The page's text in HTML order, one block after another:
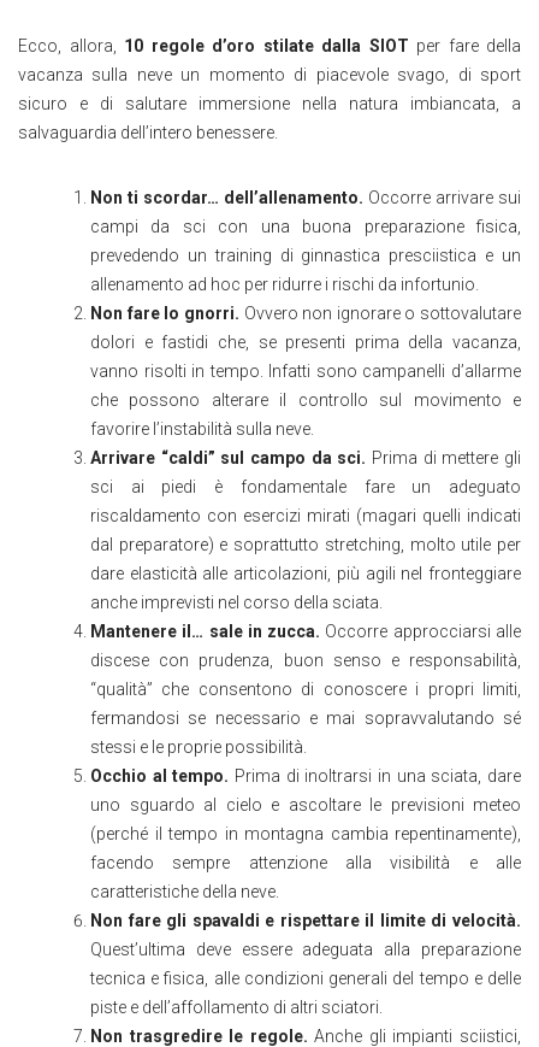
Ecco, allora, 10 regole d’oro stilate dalla SIOT per fare della
vacanza sulla neve un momento di piacevole svago, di sport
sicuro e di salutare immersione nella natura imbiancata, a
salvaguardia dell’intero benessere.
Non ti scordar… dell’allenamento. Occorre arrivare sui
campi da sci con una buona preparazione fisica,
prevedendo un training di ginnastica presciistica e un
allenamento ad hoc per ridurre i rischi da infortunio.
Non fare lo gnorri. Ovvero non ignorare o sottovalutare
dolori e fastidi che, se presenti prima della vacanza,
vanno risolti in tempo. Infatti sono campanelli d’allarme
che possono alterare il controllo sul movimento e
favorire l’instabilità sulla neve.
Arrivare “caldi” sul campo da sci. Prima di mettere gli
sci ai piedi è fondamentale fare un adeguato
riscaldamento con esercizi mirati (magari quelli indicati
dal preparatore) e soprattutto stretching, molto utile per
dare elasticità alle articolazioni, più agili nel fronteggiare
anche imprevisti nel corso della sciata.
Mantenere il… sale in zucca. Occorre approcciarsi alle
discese con prudenza, buon senso e responsabilità,
“qualità” che consentono di conoscere i propri limiti,
fermandosi se necessario e mai sopravvalutando sé
stessi e le proprie possibilità.
Occhio al tempo. Prima di inoltrarsi in una sciata, dare
uno sguardo al cielo e ascoltare le previsioni meteo
(perché il tempo in montagna cambia repentinamente),
facendo sempre attenzione alla visibilità e alle
caratteristiche della neve.
Non fare gli spavaldi e rispettare il limite di velocità.
Quest’ultima deve essere adeguata alla preparazione
tecnica e fisica, alle condizioni generali del tempo e delle
piste e dell’affollamento di altri sciatori.
Non trasgredire le regole.Anche gli impianti sciistici,